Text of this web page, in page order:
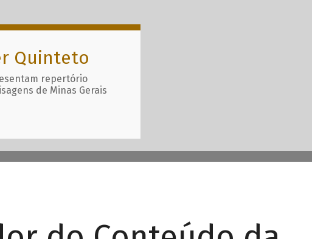
Quinteto
repertório
de Minas Gerais